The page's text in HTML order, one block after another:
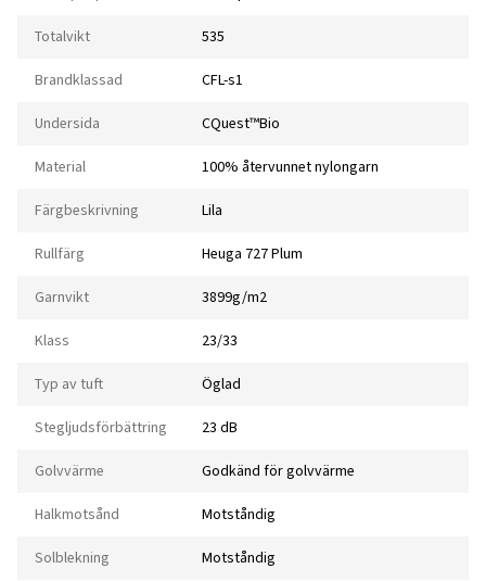
Totalvikt 535
Brandklassad CFL-s1
Undersida CQuest™Bio
Material 100% återvunnet nylongarn
Färgbeskrivning Lila
Rullfärg Heuga 727 Plum
Garnvikt 3899g/m2
Klass 23/33
Typ av tuft Öglad
Stegljudsförbättring 23 dB
Golvvärme Godkänd för golvvärme
Halkmotsånd Motståndig
Solblekning Motståndig